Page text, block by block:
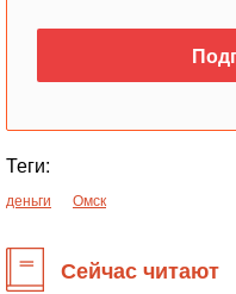
Теги:
деньги Омск
Сейчас читают